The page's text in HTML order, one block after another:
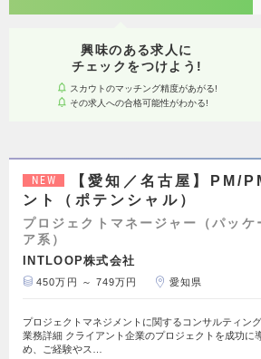
興味のある求人に
チェックをつけよう!
スカウトのマッチング精度があがる!
その求人への合格可能性がわかる!
NEW
【愛知／名古屋】PM/
ント（ポテンシャル）
プロジェクトマネージャー（パッケ
ア系）
INTLOOP株式会社
450万円 ～ 749万円 愛知県
プロジェクトマネジメントに関するコンサルティン
業務詳細 クライアント企業のプロジェクトを成功に
め、ご経験やス…